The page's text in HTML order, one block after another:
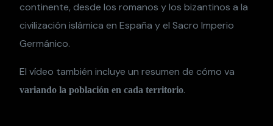
continente, desde los romanos y los bizantinos a la
civilización islámica en España y el Sacro Imperio
Germánico.
El vídeo también incluye un resumen de cómo va
variando la población en cada territorio.